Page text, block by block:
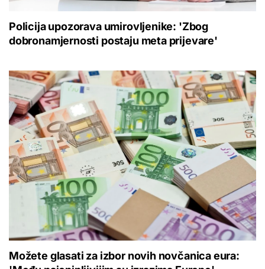
Policija upozorava umirovljenike: 'Zbog
dobronamjernosti postaju meta prijevare'
Možete glasati za izbor novih novčanica eura: